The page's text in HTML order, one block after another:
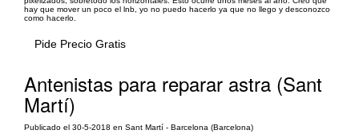
hay que mover un poco el lnb, yo no puedo hacerlo ya que no llego y desconozco
como hacerlo.
Pide Precio Gratis
Antenistas para reparar astra (Sant
Martí)
Publicado el 30-5-2018 en Sant Martí - Barcelona (Barcelona)